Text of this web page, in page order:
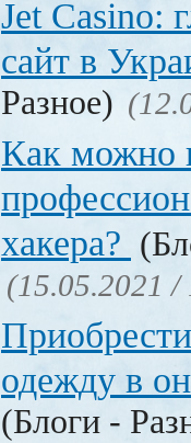
Jet Сasino:
сайт в
Разное)
Как можно
хакера?
(15.05.2021 /
одежду в
(Блоги -